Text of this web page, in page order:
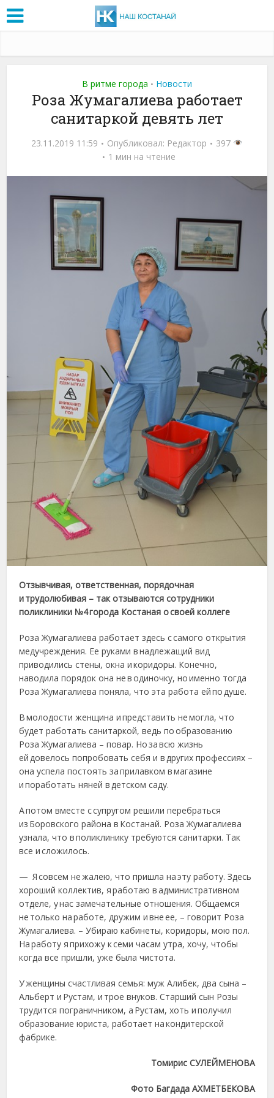
В ритме города • Новости
Роза Жумагалиева работает
санитаркой девять лет
23.11.2019 11:59 Опубликовал: Редактор
397
1 мин на чтение
Отзывчивая, ответственная, порядочная
и трудолюбивая – так отзываются сотрудники
поликлиники №4 города Костаная о своей коллеге
Роза Жумагалиева работает здесь с самого открытия
медучреждения. Ее руками в надлежащий вид
приводились стены, окна и коридоры. Конечно,
наводила порядок она не в одиночку, но именно тогда
Роза Жумагалиева поняла, что эта работа ей по душе.
В молодости женщина и представить не могла, что
будет работать санитаркой, ведь по образованию
Роза Жумагалиева – повар. Но за всю жизнь
ей довелось попробовать себя и в других профессиях –
она успела постоять за прилавком в магазине
и поработать няней в детском саду.
А потом вместе с супругом решили перебраться
из Боровского района в Костанай. Роза Жумагалиева
узнала, что в поликлинику требуются санитарки. Так
все и сложилось.
— Я совсем не жалею, что пришла на эту работу. Здесь
хороший коллектив, я работаю в административном
отделе, у нас замечательные отношения. Общаемся
не только на работе, дружим и вне ее, – говорит Роза
Жумагалиева. – Убираю кабинеты, коридоры, мою пол.
На работу я прихожу к семи часам утра, хочу, чтобы
когда все пришли, уже была чистота.
У женщины счастливая семья: муж Алибек, два сына –
Альберт и Рустам, и трое внуков. Старший сын Розы
трудится пограничником, а Рустам, хоть и получил
образование юриста, работает на кондитерской
фабрике.
Томирис СУЛЕЙМЕНОВА
Фото Багдада АХМЕТБЕКОВА